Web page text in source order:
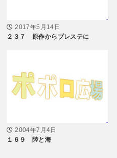
2017年5月14日
２３７ 原作からプレステに
2004年7月4日
１６９ 陸と海